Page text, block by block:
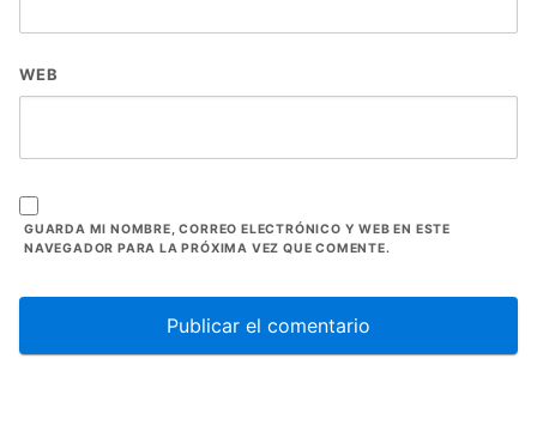
WEB
GUARDA MI NOMBRE, CORREO ELECTRÓNICO Y WEB EN ESTE
NAVEGADOR PARA LA PRÓXIMA VEZ QUE COMENTE.